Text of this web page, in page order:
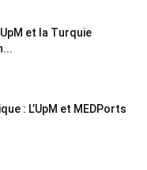
et la Turquie
: L’UpM et MEDPorts